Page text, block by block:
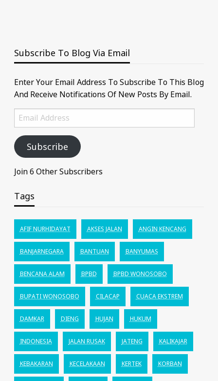
Subscribe To Blog Via Email
Enter Your Email Address To Subscribe To This Blog
And Receive Notifications Of New Posts By Email.
Email
Address
Subscribe
Join 6 Other Subscribers
Tags
AFIF NURHIDAYAT AKSES JALAN ANGIN KENCANG
BANJARNEGARA BANTUAN BANYUMAS
BENCANA ALAM BPBD BPBD WONOSOBO
BUPATI WONOSOBO CILACAP CUACA EKSTREM
DAMKAR DIENG HUJAN HUKUM
INDONESIA JALAN RUSAK JATENG KALIKAJAR
KEBAKARAN KECELAKAAN KERTEK KORBAN